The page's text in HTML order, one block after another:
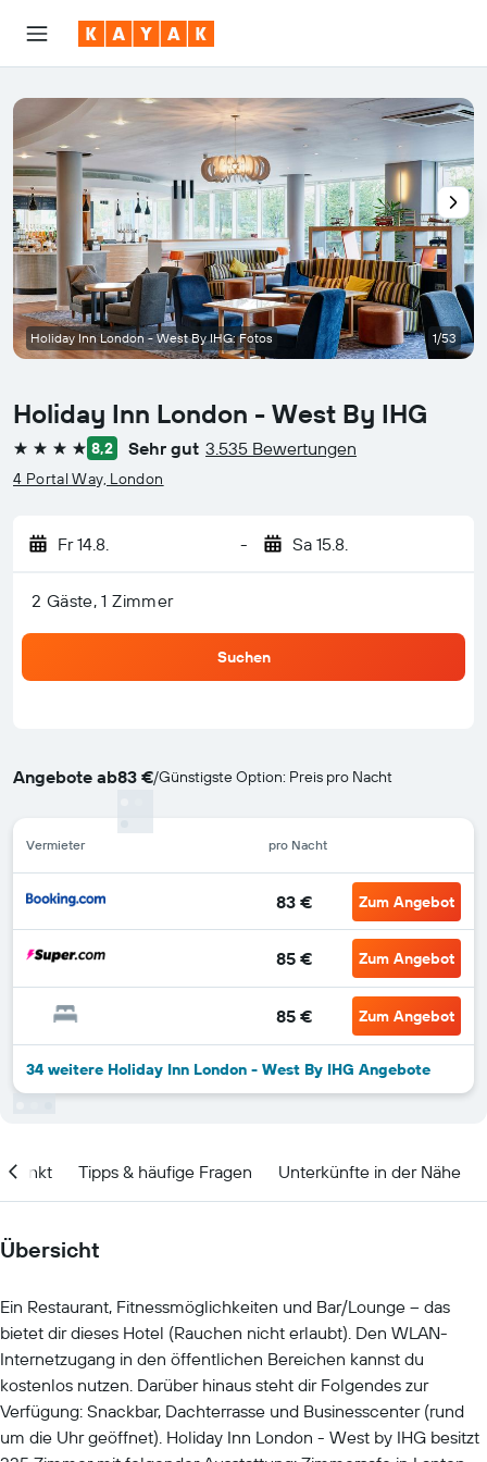
Holiday Inn London - West By IHG
4 Sterne 8,2 Sehr gut 3.535 Bewertungen
4 Portal Way, London
Fr 14.8. - Sa 15.8.
2 Gäste, 1 Zimmer
Suchen
Angebote ab83 €/Günstigste Option: Preis pro Nacht
Vermieter pro Nacht
83 € Zum Angebot
85 € Zum Angebot
85 € Zum Angebot
34 weitere Holiday Inn London - West By IHG Angebote
Holiday Inn London - West By IHG: Fotos 1/53
Tipps & häufige Fragen Unterkünfte in der Nähe
Übersicht
Ein Restaurant, Fitnessmöglichkeiten und Bar/Lounge – das
bietet dir dieses Hotel (Rauchen nicht erlaubt). Den WLAN-
Internetzugang in den öffentlichen Bereichen kannst du
kostenlos nutzen. Darüber hinaus steht dir Folgendes zur
Verfügung: Snackbar, Dachterrasse und Businesscenter (rund
um die Uhr geöffnet). Holiday Inn London - West by IHG besitzt